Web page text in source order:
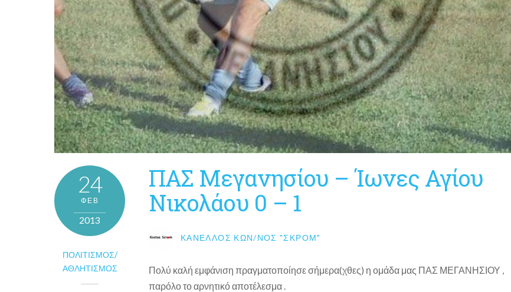
24
ΦΕΒ
2013
ΠΟΛΙΤΙΣΜΌΣ/
ΑΘΛΗΤΙΣΜΌΣ
ΠΑΣ Μεγανησίου – Ίωνες Αγίου
Νικολάου 0 – 1
ΚΑΝΈΛΛΟΣ ΚΩΝ/ΝΟΣ "ΣΚΡΟΜ"
Πολύ καλή εμφάνιση πραγματοποίησε σήμερα(χθες) η ομάδα μας ΠΑΣ ΜΕΓΑΝΗΣΙΟΥ ,
παρόλο το αρνητικό αποτέλεσμα .